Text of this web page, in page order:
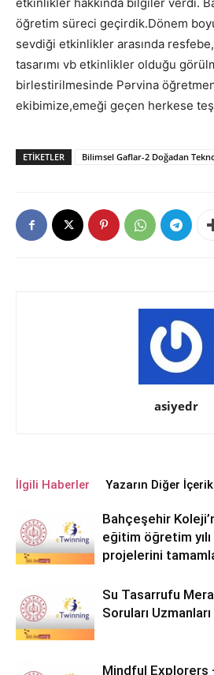
öğretim süreci geçirdik.Dönem
sevdiği etkinlikler arasında
tasarımı vb etkinlikler olduğu
birlestirilmesinde Pərvina
ekibimize,emeği geçen herkese
ETIKETLER Bilimsel Gaflar-2 Doğadan
asiyedr
İlgili Haberler Yazarın Diğer
Bahçeşehir
eğitim öğretim
projelerini
Su Tasarrufu
Soruları Uzmanları
Mindful Explorers